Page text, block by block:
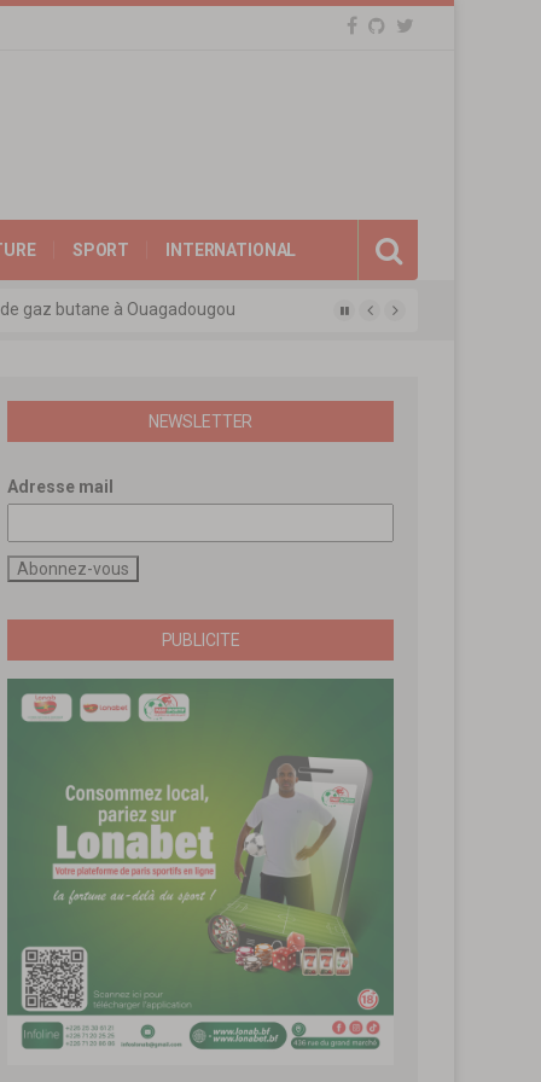
SPORT INTERNATIONAL
des experts agréés de l’APEN
révolutionnaires
NEWSLETTER
Adresse mail
PUBLICITE